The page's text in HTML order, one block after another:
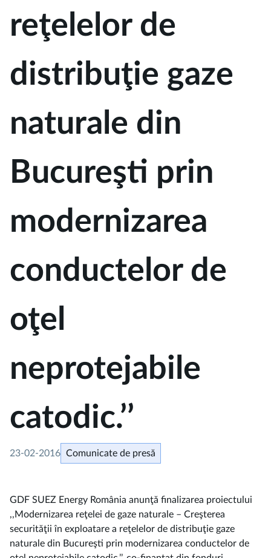
reţelelor de
distribuţie gaze
naturale din
Bucureşti prin
modernizarea
conductelor de
oţel
neprotejabile
catodic.’’
23-02-2016 Comunicate de presă
GDF SUEZ Energy România anunţă finalizarea proiectului
,,Modernizarea reţelei de gaze naturale – Creşterea
securităţii în exploatare a reţelelor de distribuţie gaze
naturale din Bucureşti prin modernizarea conductelor de